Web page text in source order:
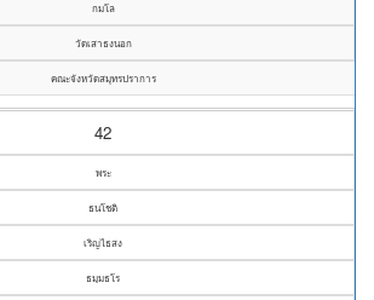
กมโล
วัดเสาธงนอก
คณะจังหวัดสมุทรปราการ
42
พระ
ธนโชติ
เริญไธสง
ธมฺมธโร